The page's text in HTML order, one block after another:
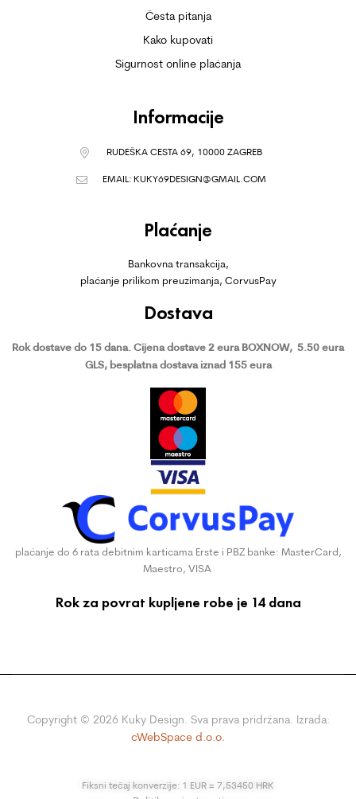
Česta pitanja
Kako kupovati
Sigurnost online plaćanja
Informacije
RUDEŠKA CESTA 69, 10000 ZAGREB
EMAIL: KUKY69DESIGN@GMAIL.COM
Plaćanje
Bankovna transakcija,
plaćanje prilikom preuzimanja, CorvusPay
Dostava
Rok dostave do 15 dana. Cijena dostave 2 eura BOXNOW, 5.50 eura
GLS, besplatna dostava iznad 155 eura
plaćanje do 6 rata debitnim karticama Erste i PBZ banke: MasterCard,
Maestro, VISA
Rok za povrat kupljene robe je 14 dana
Copyright © 2026Kuky Design. Sva prava pridržana. Izrada:
cWebSpace d.o.o.
Fiksni tečaj konverzije: 1 EUR = 7,53450 HRK